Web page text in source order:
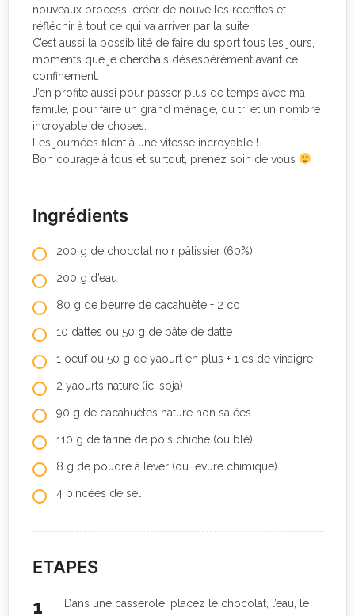
nouveaux process, créer de nouvelles recettes et
réfléchir à tout ce qui va arriver par la suite.
C’est aussi la possibilité de faire du sport tous les jours,
moments que je cherchais désespérément avant ce
confinement.
J’en profite aussi pour passer plus de temps avec ma
famille, pour faire un grand ménage, du tri et un nombre
incroyable de choses.
Les journées filent à une vitesse incroyable !
Bon courage à tous et surtout, prenez soin de vous
Ingrédients
200 g de chocolat noir pâtissier (60%)
200 g d’eau
80 g de beurre de cacahuète + 2 cc
10 dattes ou 50 g de pâte de datte
1 oeuf ou 50 g de yaourt en plus + 1 cs de vinaigre
2 yaourts nature (ici soja)
90 g de cacahuètes nature non salées
110 g de farine de pois chiche (ou blé)
8 g de poudre à lever (ou levure chimique)
4 pincées de sel
ETAPES
Dans une casserole, placez le chocolat, l’eau, le